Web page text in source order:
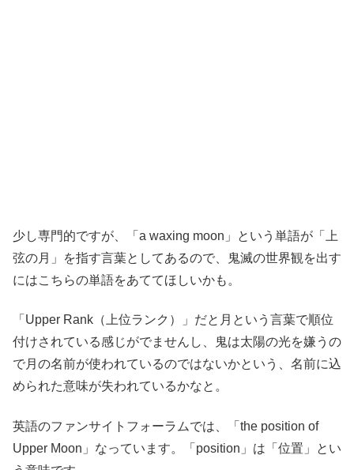
少し専門的ですが、「a waxing moon」という単語が「上
弦の月」を指す言葉としてあるので、鬼滅の世界観を出す
にはこちらの単語をあててほしいかも。
「Upper Rank（上位ランク）」だと月という言葉で順位
付けされている感じがでませんし、鬼は太陽の光を嫌うの
で月の名前が使われているのではないかという、名前に込
められた意味が失われているかなと。
英語のファンサイトフォーラムでは、「the position of
Upper Moon」なっています。「position」は「位置」とい